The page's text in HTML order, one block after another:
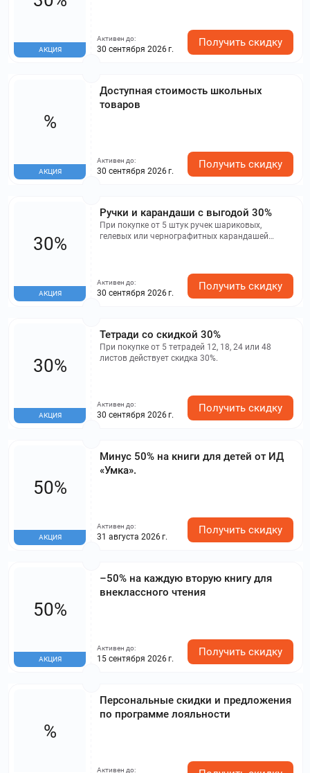
АКЦИЯ
Активен до:
30 сентября 2026 г.
Получить скидку
Доступная стоимость школьных
товаров
%
АКЦИЯ
Активен до:
30 сентября 2026 г.
Получить скидку
Ручки и карандаши с выгодой 30%
При покупке от 5 штук ручек шариковых,
гелевых или чернографитных карандашей
30%
АКЦИЯ
Активен до:
30 сентября 2026 г.
Получить скидку
Тетради со скидкой 30%
При покупке от 5 тетрадей 12, 18, 24 или 48
листов действует скидка 30%.
30%
АКЦИЯ
Активен до:
30 сентября 2026 г.
Получить скидку
Минус 50% на книги для детей от ИД
«Умка».
50%
АКЦИЯ
Активен до:
31 августа 2026 г.
Получить скидку
–50% на каждую вторую книгу для
внеклассного чтения
50%
АКЦИЯ
Активен до:
15 сентября 2026 г.
Получить скидку
Персональные скидки и предложения
по программе лояльности
%
Активен до: